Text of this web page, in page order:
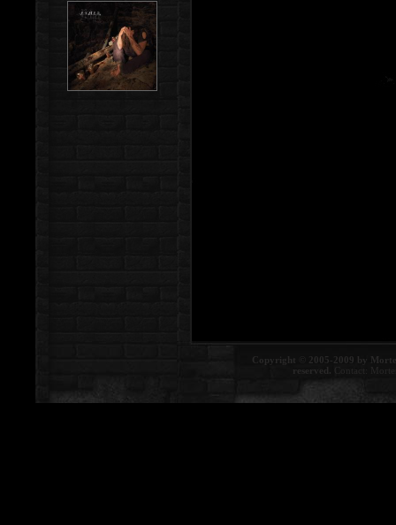
Copyright © 2005-2009 by
reserved. Contact: